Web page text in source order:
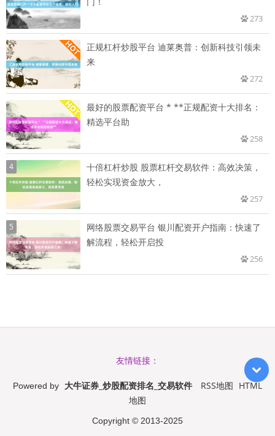
273
正规杠杆炒股平台 迪莱奥普：创新科技引领未
来
272
最好的股票配资平台 * **正规配资十大排名：
精选平台助
258
4
十倍杠杆炒股 股票杠杆交易软件：高效决策，
轻松实现资金放大，
257
5
网络股票交易平台 银川配资开户指南：快速了
解流程，轻松开启投
256
友情链接：
Powered by 大牛证券_炒股配资排名_交易软件 RSS地图 HTML
地图
Copyright © 2013-2025